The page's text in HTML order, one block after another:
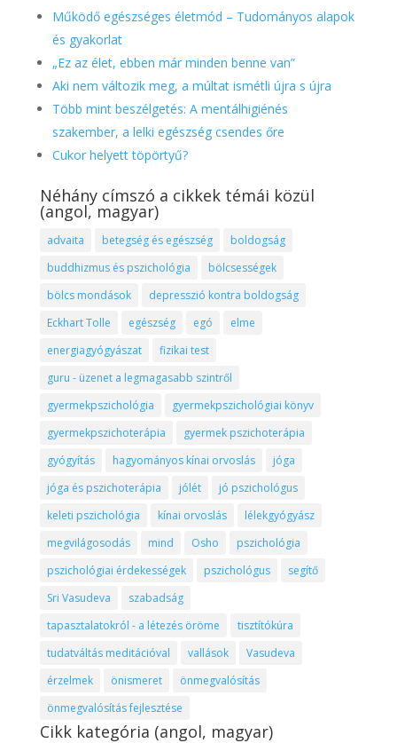
Működő egészséges életmód – Tudományos alapok
és gyakorlat
„Ez az élet, ebben már minden benne van”
Aki nem változik meg, a múltat ismétli újra s újra
Több mint beszélgetés: A mentálhigiénés
szakember, a lelki egészség csendes őre
Cukor helyett töpörtyű?
Néhány címszó a cikkek témái közül
(angol, magyar)
advaita betegség és egészség
boldogság
buddhizmus és pszichológia
bölcsességek
bölcs mondások
depresszió kontra boldogság
Eckhart Tolle
egészség egó
elme
energiagyógyászat
fizikai test
guru - üzenet a legmagasabb szintről
gyermekpszichológia
gyermekpszichológiai könyv
gyermekpszichoterápia
gyermek pszichoterápia
gyógyítás
hagyományos kínai orvoslás
jóga
jóga és pszichoterápia
jólét
jó pszichológus
keleti pszichológia
kínai orvoslás
lélekgyógyász
megvilágosodás
mind Osho
pszichológia
pszichológiai érdekességek
pszichológus
segítő
Sri Vasudeva
szabadság
tapasztalatokról - a létezés öröme
tisztítókúra
tudatváltás meditációval
vallások
Vasudeva
érzelmek
önismeret
önmegvalósítás
önmegvalósítás fejlesztése
Cikk kategória (angol, magyar)